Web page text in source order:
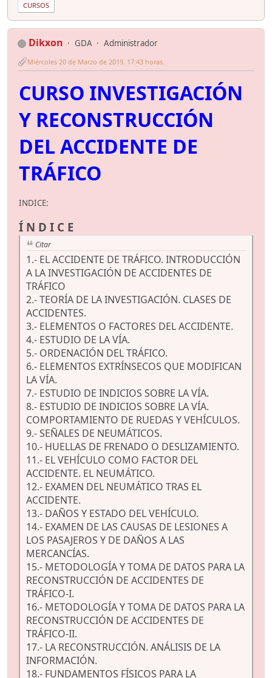
CURSOS
Dikxon GDA Administrador
Miércoles 20 de Marzo de 2019. 17:43 horas.
CURSO INVESTIGACIÓN
Y RECONSTRUCCIÓN
DEL ACCIDENTE DE
TRÁFICO
INDICE:
Í N D I C E
Citar
1.- EL ACCIDENTE DE TRÁFICO. INTRODUCCIÓN
A LA INVESTIGACIÓN DE ACCIDENTES DE
TRÁFICO
2.- TEORÍA DE LA INVESTIGACIÓN. CLASES DE
ACCIDENTES.
3.- ELEMENTOS O FACTORES DEL ACCIDENTE.
4.- ESTUDIO DE LA VÍA.
5.- ORDENACIÓN DEL TRÁFICO.
6.- ELEMENTOS EXTRÍNSECOS QUE MODIFICAN
LA VÍA.
7.- ESTUDIO DE INDICIOS SOBRE LA VÍA.
8.- ESTUDIO DE INDICIOS SOBRE LA VÍA.
COMPORTAMIENTO DE RUEDAS Y VEHÍCULOS.
9.- SEÑALES DE NEUMÁTICOS.
10.- HUELLAS DE FRENADO O DESLIZAMIENTO.
11.- EL VEHÍCULO COMO FACTOR DEL
ACCIDENTE. EL NEUMÁTICO.
12.- EXAMEN DEL NEUMÁTICO TRAS EL
ACCIDENTE.
13.- DAÑOS Y ESTADO DEL VEHÍCULO.
14.- EXAMEN DE LAS CAUSAS DE LESIONES A
LOS PASAJEROS Y DE DAÑOS A LAS
MERCANCÍAS.
15.- METODOLOGÍA Y TOMA DE DATOS PARA LA
RECONSTRUCCIÓN DE ACCIDENTES DE
TRÁFICO-I.
16.- METODOLOGÍA Y TOMA DE DATOS PARA LA
RECONSTRUCCIÓN DE ACCIDENTES DE
TRÁFICO-II.
17.- LA RECONSTRUCCIÓN. ANÁLISIS DE LA
INFORMACIÓN.
18.- FUNDAMENTOS FÍSICOS PARA LA